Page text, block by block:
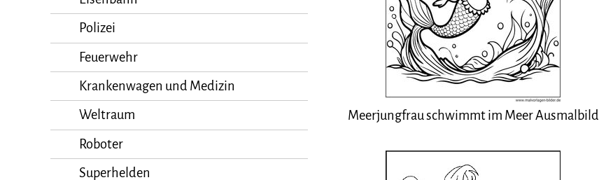
Polizei
Feuerwehr
Krankenwagen und Medizin
Weltraum
Roboter
Superhelden
Meerjungfrau schwimmt im Meer Ausmalbild